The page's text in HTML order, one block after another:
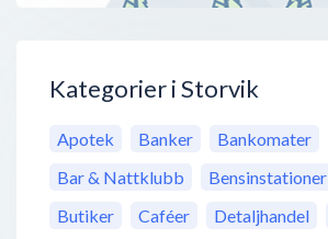
Kategorier i Storvik
Apotek Banker
Bankomater
Bar & Nattklubb
Bensinstationer
Butiker
Caféer Detaljhandel